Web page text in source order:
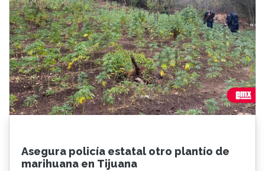
Asegura policía estatal otro plantío de
marihuana en Tijuana